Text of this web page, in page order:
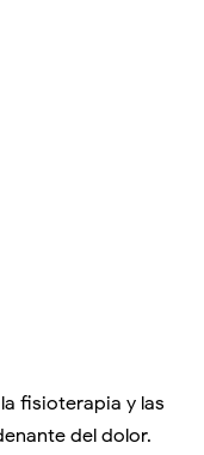
fisioterapia y las
del dolor.